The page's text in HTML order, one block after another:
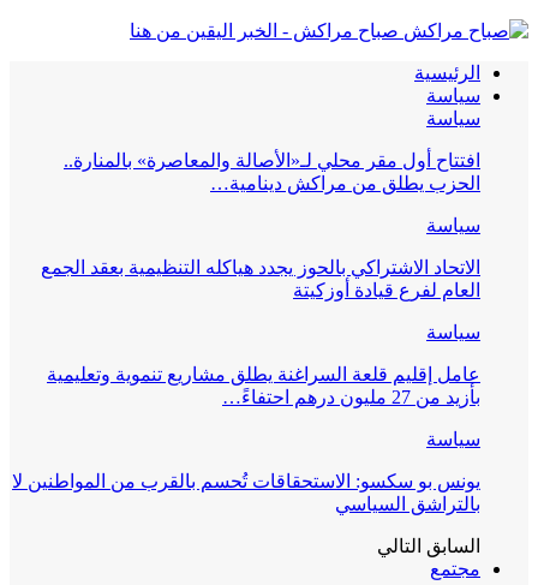
صباح مراكش - الخبر اليقين من هنا
الرئيسية
سياسة
سياسة
افتتاح أول مقر محلي لـ«الأصالة والمعاصرة» بالمنارة..
الحزب يطلق من مراكش دينامية…
سياسة
الاتحاد الاشتراكي بالحوز يجدد هياكله التنظيمية بعقد الجمع
العام لفرع قيادة أوزكيتة
سياسة
عامل إقليم قلعة السراغنة يطلق مشاريع تنموية وتعليمية
بأزيد من 27 مليون درهم احتفاءً…
سياسة
يونس بو سكسو: الاستحقاقات تُحسم بالقرب من المواطنين لا
بالتراشق السياسي
السابق التالي
مجتمع